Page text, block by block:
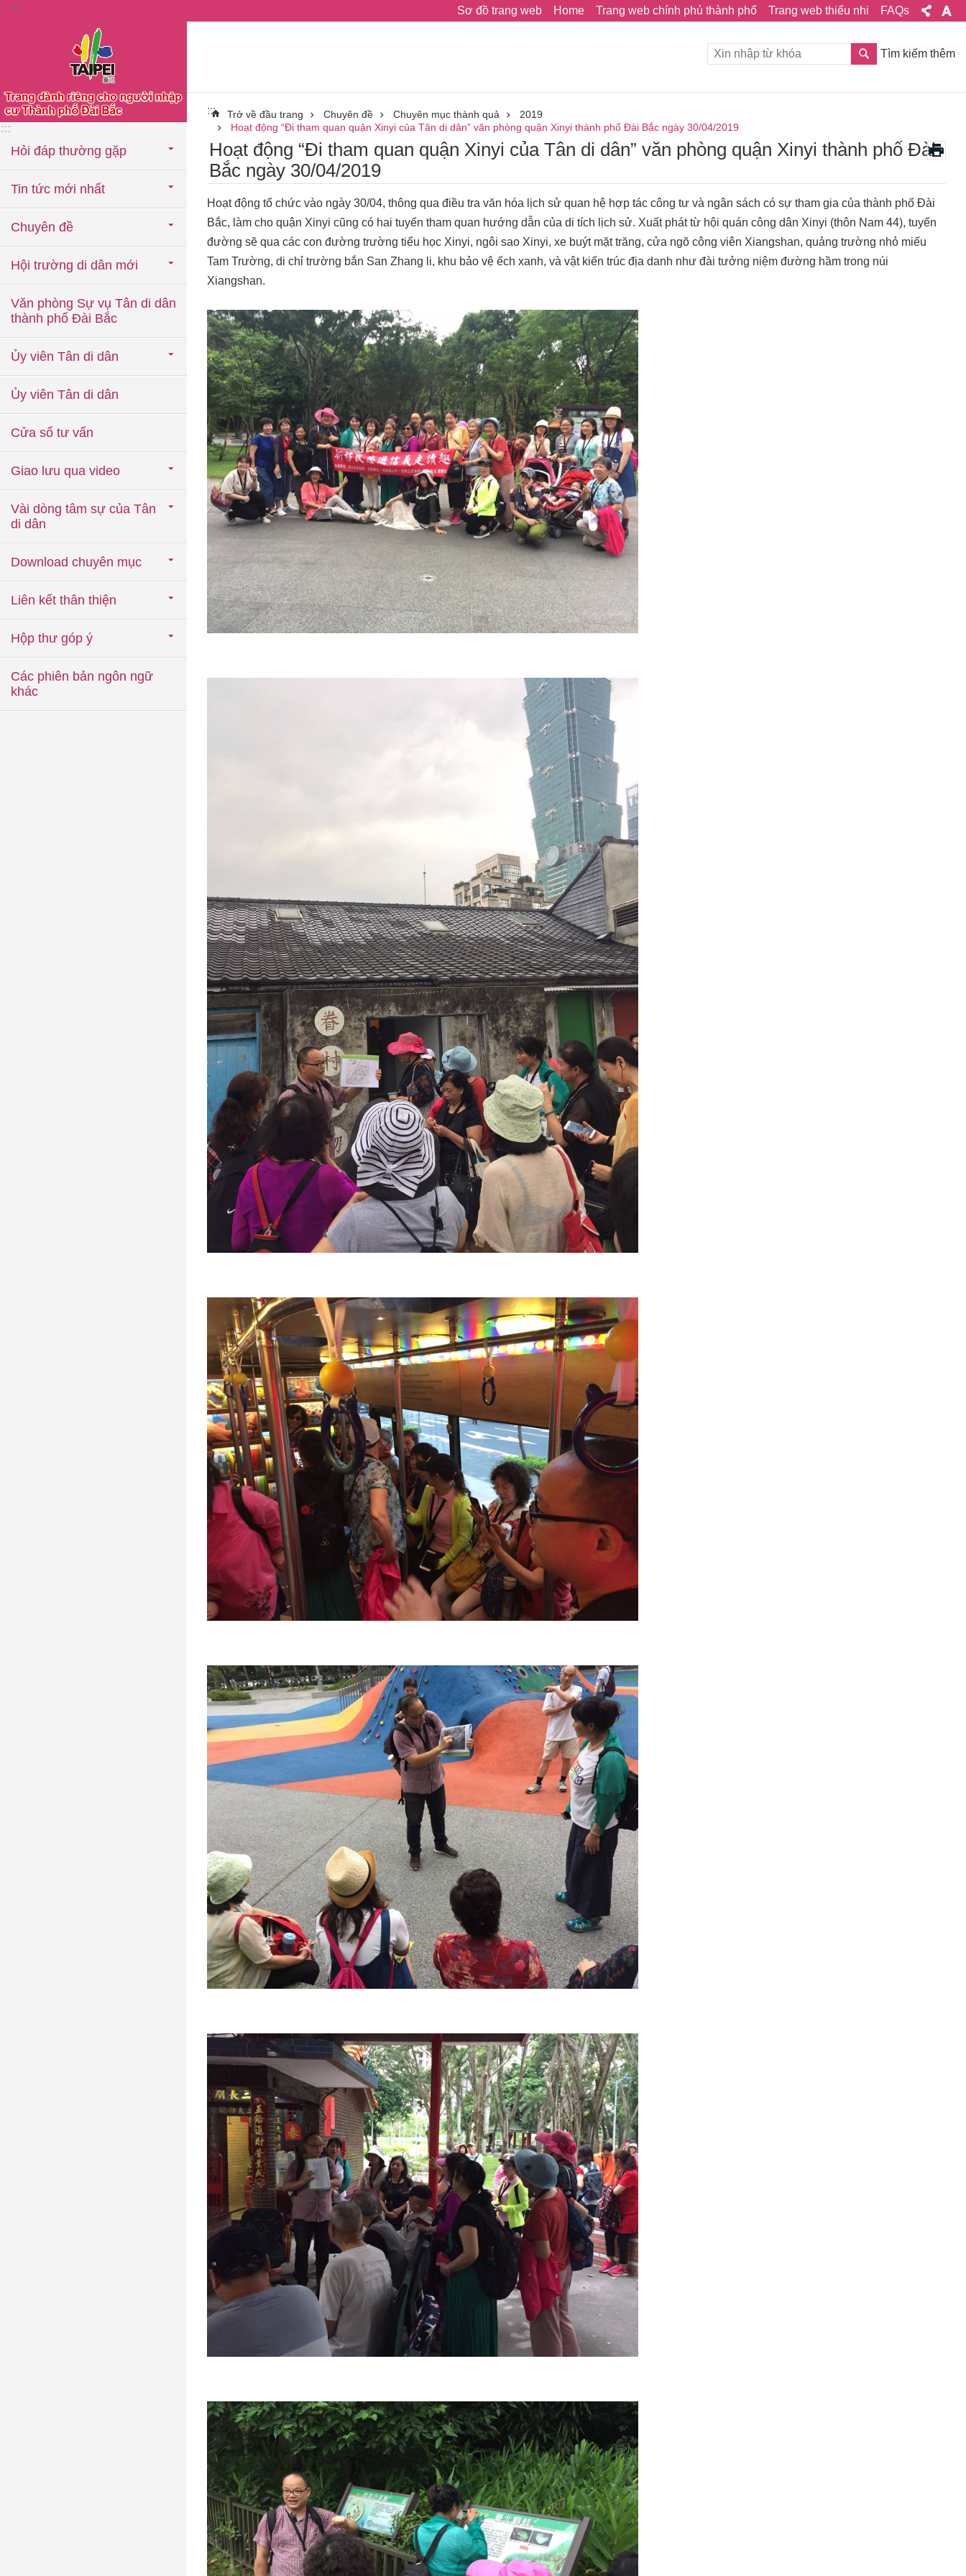
Chuyển đến khối nội dung chính
::: Sơ đồ trang web Home Trang web chính phủ thành phố Trang web thiếu nhi FAQs
:::
Hỏi đáp thường gặp
Tin tức mới nhất
Chuyên đề
Hội trường di dân mới
Văn phòng Sự vụ Tân di dân
thành phố Đài Bắc
Ủy viên Tân di dân
Ủy viên Tân di dân
Cửa sổ tư vấn
Giao lưu qua video
Vài dòng tâm sự của Tân
di dân
Download chuyên mục
Liên kết thân thiện
Hộp thư góp ý
Các phiên bản ngôn ngữ
khác
Tìm kiếm thêm
::: Trở về đầu trang Chuyên đề Chuyên mục thành quả
2019
Hoạt động “Đi tham quan quận Xinyi của Tân di dân” văn phòng quận Xinyi thành phố Đài Bắc ngày 30/04/2019
Hoạt động “Đi tham quan quận Xinyi của Tân di dân” văn phòng quận Xinyi thành phố Đài
Bắc ngày 30/04/2019
Hoạt động tổ chức vào ngày 30/04, thông qua điều tra văn hóa lịch sử quan hệ hợp tác công tư và ngân sách có sự tham gia của thành phố Đài
Bắc, làm cho quận Xinyi cũng có hai tuyến tham quan hướng dẫn của di tích lịch sử. Xuất phát từ hội quán công dân Xinyi (thôn Nam 44), tuyến
đường sẽ qua các con đường trường tiểu học Xinyi, ngôi sao Xinyi, xe buýt mặt trăng, cửa ngõ công viên Xiangshan, quảng trường nhỏ miếu
Tam Trường, di chỉ trường bắn San Zhang li, khu bảo vệ ếch xanh, và vật kiến trúc địa danh như đài tưởng niệm đường hầm trong núi
Xiangshan.